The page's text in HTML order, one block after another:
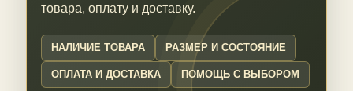
товара, оплату и доставку.
НАЛИЧИЕ ТОВАРА РАЗМЕР И СОСТОЯНИЕ
ОПЛАТА И ДОСТАВКА ПОМОЩЬ С ВЫБОРОМ